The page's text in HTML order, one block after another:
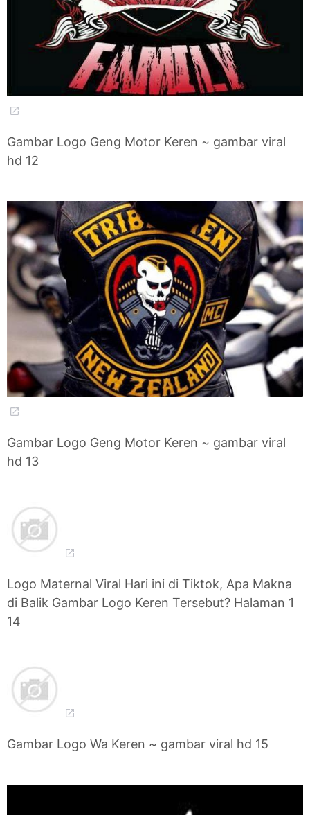
Gambar Logo Geng Motor Keren ~ gambar viral
hd 12
Gambar Logo Geng Motor Keren ~ gambar viral
hd 13
Logo Maternal Viral Hari ini di Tiktok, Apa Makna
di Balik Gambar Logo Keren Tersebut? Halaman 1
14
Gambar Logo Wa Keren ~ gambar viral hd 15